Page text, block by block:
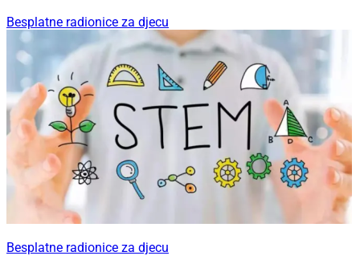
Besplatne radionice za djecu
Besplatne radionice za djecu